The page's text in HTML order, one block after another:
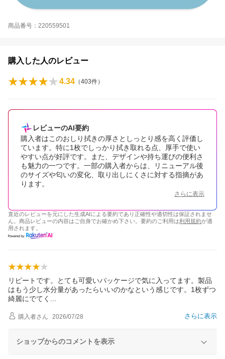
商品番号：220559501
購入した人のレビュー
4.34 （403件）
レビューのAI要約
購入者はこのおしり拭きの厚さとしっとり感を高く評価し
ています。特に1枚でしっかり拭き取れる点、厚手で使い
やすい点が好評です。また、デザインや持ち運びの便利さ
も魅力の一つです。一部の購入者からは、リニューアル後
のサイズや匂いの変化、取り出しにくさに対する指摘があ
ります。
さらに表示
直近のレビューを元にした生成AIによる要約であり正確性や適切性は保証されませ
ん。商品レビューの内容はご自身でお確かめ下さい。要約のご利用は利用規約が適
用されます。
リピートです。とても可愛いパッケージで気に入ってます。製品
はもう少し水分量があったらいいのかなという感じです。1枚ずつ
綺麗にでて く
さらに表示
購入者さん 2026/07/28
ショップからのコメントを表示